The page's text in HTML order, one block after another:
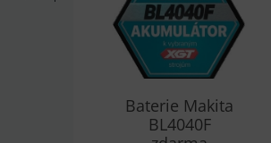
Baterie Makita
BL4040F